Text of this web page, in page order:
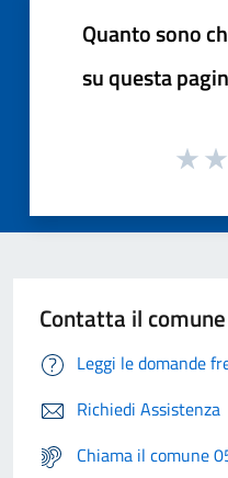
Quanto sono
su questa
Contatta il comune
Leggi le domande
Richiedi Assistenza
Chiama il comune